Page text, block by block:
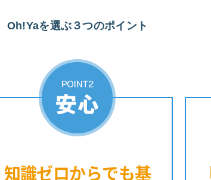
Oh!Yaを選ぶ３つのポイント
知識ゼロからでも基